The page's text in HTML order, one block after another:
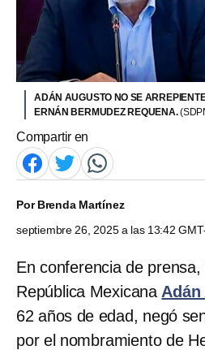
ADÁN AUGUSTO NO SE
ERNÁN BERMUDEZ REQUENA.
Compartir en
PorBrenda Martínez
septiembre 26, 2025 a las 13:42
En conferencia de
República Mexicana Adán
62 años de edad, negó
por el nombramiento de